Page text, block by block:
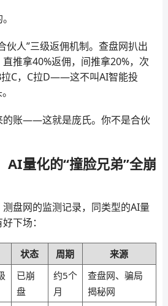
伙人”三级返佣机制。查盘网扒出
推拿40%返佣，间推拿20%，次
拉C，C拉D——这不叫AI智能投
的账——这就是庞氏。你不是合伙
AI量化的“撞脸兄弟”全崩
盘网的监测记录，同类型的AI量
下场：
状态 周期
来源
已崩
盘
约5个
月
查盘网、骗局
揭秘网